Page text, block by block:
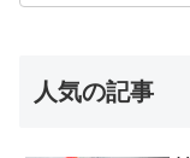
人気の記事